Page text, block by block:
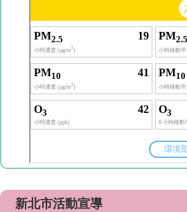
新北市活動宣導